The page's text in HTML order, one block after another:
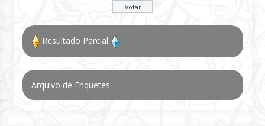
Resultado Parcial
Arquivo de Enquetes